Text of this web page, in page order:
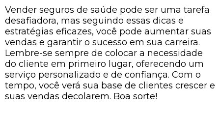
Vender seguros de saúde pode ser uma tarefa
desafiadora, mas seguindo essas dicas e
estratégias eficazes, você pode aumentar suas
vendas e garantir o sucesso em sua carreira.
Lembre-se sempre de colocar a necessidade
do cliente em primeiro lugar, oferecendo um
serviço personalizado e de confiança. Com o
tempo, você verá sua base de clientes crescer e
suas vendas decolarem. Boa sorte!